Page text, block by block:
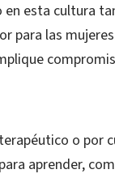
en esta cultura
para las
o por
aprender,